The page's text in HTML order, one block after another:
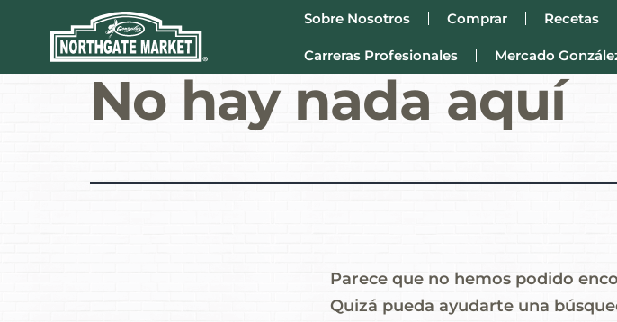
Sobre Nosotros Comprar Recetas
Carreras Profesionales Mercado
No hay nada aquí
Parece que no hemos podido
Quizá pueda ayudarte una